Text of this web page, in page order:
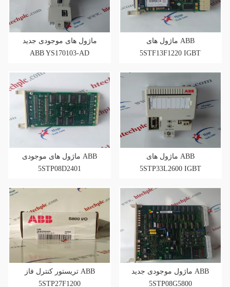
ماژول های موجودی جدید
ABB YS170103-AD
ماژول های ABB
5STF13F1220 IGBT
ماژول های موجودی ABB
5STP08D2401
ماژول های ABB
5STP33L2600 IGBT
تریستور کنترل فاز ABB
5STP27F1200
ماژول موجودی جدید ABB
5STP08G5800